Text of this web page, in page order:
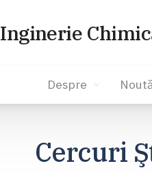
Inginerie
Despre
Cercuri